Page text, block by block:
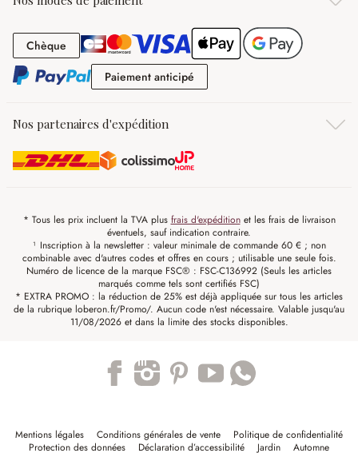
Chèque Chèque
Paiement anticipé
Nos partenaires d'expédition
* Tous les prix incluent la TVA plus frais d'expéditionet les frais de livraison
éventuels, sauf indication contraire.
¹ Inscription à la newsletter : valeur minimale de commande 60 € ; non
combinable avec d'autres codes et offres en cours ; utilisable une seule fois.
Numéro de licence de la marque FSC® : FSC-C136992 (Seuls les articles
marqués comme tels sont certifiés FSC)
* EXTRA PROMO : la réduction de 25% est déjà appliquée sur tous les articles
de la rubrique loberon.fr/Promo/. Aucun code n'est nécessaire. Valable jusqu'au
11/08/2026 et dans la limite des stocks disponibles.
Mentions légales Conditions générales de vente
Politique de confidentialité
Protection des données
Déclaration d’accessibilité Jardin Automne